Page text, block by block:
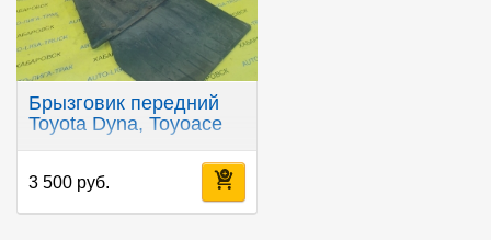
Брызговик передний
Toyota Dyna, Toyoace
3 500 руб.